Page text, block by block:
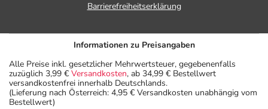
Barrierefreiheitserklärung
Informationen zu Preisangaben
Alle Preise inkl. gesetzlicher Mehrwertsteuer, gegebenenfalls
zuzüglich 3,99 € Versandkosten, ab 34,99 € Bestellwert
versandkostenfrei innerhalb Deutschlands.
(Lieferung nach Österreich: 4,95 € Versandkosten unabhängig vom
Bestellwert)